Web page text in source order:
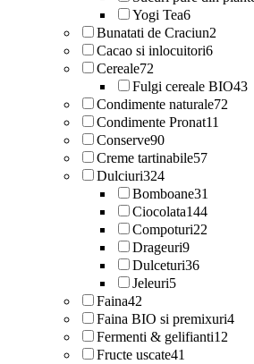
Yogi Tea6
Bunatati de Craciun2
Cacao si inlocuitori6
Cereale72
Fulgi cereale BIO43
Condimente naturale72
Condimente Pronat11
Conserve90
Creme tartinabile57
Dulciuri324
Bomboane31
Ciocolata144
Compoturi22
Drageuri9
Dulceturi36
Jeleuri5
Faina42
Faina BIO si premixuri4
Fermenti & gelifianti12
Fructe uscate41